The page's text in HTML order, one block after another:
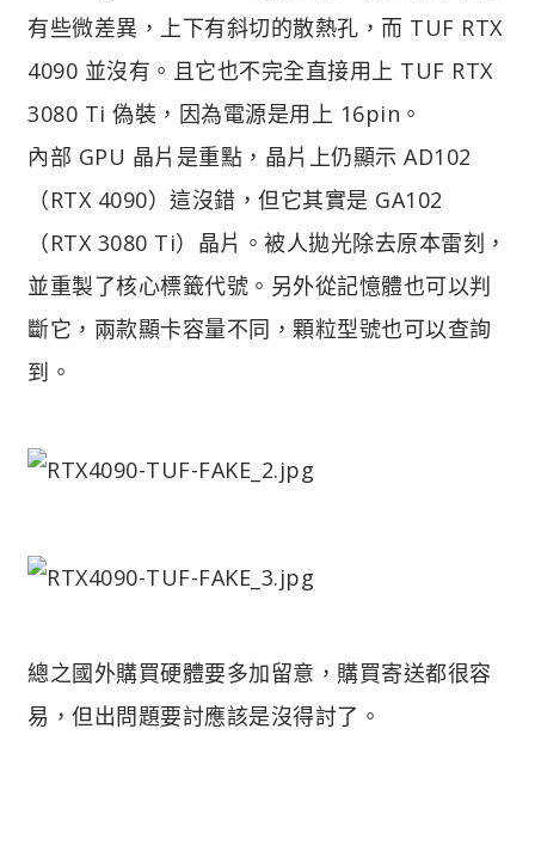
有些微差異，上下有斜切的散熱孔，而 TUF RTX
4090 並沒有。且它也不完全直接用上 TUF RTX
3080 Ti 偽裝，因為電源是用上 16pin。
內部 GPU 晶片是重點，晶片上仍顯示 AD102
（RTX 4090）這沒錯，但它其實是 GA102
（RTX 3080 Ti）晶片。被人拋光除去原本雷刻，
並重製了核心標籤代號。另外從記憶體也可以判
斷它，兩款顯卡容量不同，顆粒型號也可以查詢
到。
總之國外購買硬體要多加留意，購買寄送都很容
易，但出問題要討應該是沒得討了。